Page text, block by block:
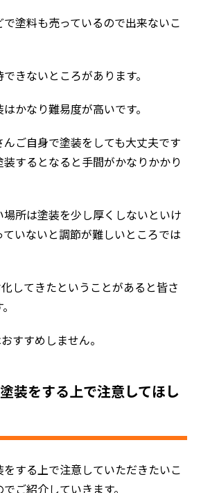
塗料も売っているので出来ないこ
きないところがあります。
かなり難易度が高いです。
ご自身で塗装をしても大丈夫です
するとなると手間がかなりかかり
所は塗装を少し厚くしないといけ
いないと調節が難しいところでは
してきたということがあると皆さ
すすめしません。
装をする上で注意してほし
する上で注意していただきたいこ
ご紹介していきます。